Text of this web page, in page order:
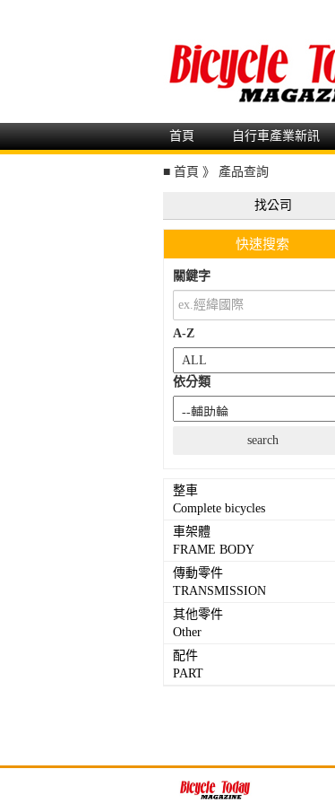
首頁 自行車產業新訊
■ 首頁 》 產品查詢
找公司
快速搜索
關鍵字
A-Z
依分類
整車
Complete bicycles
車架體
FRAME BODY
傳動零件
TRANSMISSION
其他零件
Other
配件
PART